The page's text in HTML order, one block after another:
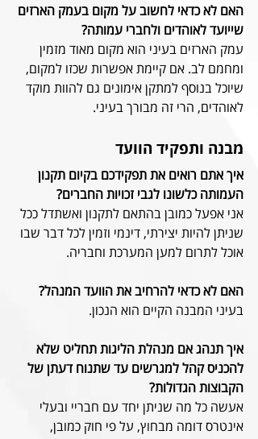
האם לא כדאי לחשוב על מקום בעמק הארזים
שייועד לאוהדים ולחברי עמותה?
עמק הארזים בעיני הוא מקום מאוד מזמין
ומחמם לב. אם קיימת אפשרות שכזו למקום,
שיוכל בנוסף למתקן אימונים גם להוות מוקד
לאוהדים, הרי זה מבורך בעיני.
מבנה ותפקיד הוועד
איך אתם רואים את תפקידכם בקיום תקנון
העמותה כלשונו לגבי זכויות החברים?
אני אפעל כמובן בהתאם לתקנון ואשתדל ככל
שניתן להיות יצירתי, דינמי וזמין לכל דבר שבו
אוכל לתרום למען המערכת וחבריה.
האם לא כדאי להרחיב את הוועד המנהל?
בעיני המבנה הקיים הוא הנכון.
איך תנהג אם מנהלת הליגות תחליט שלא
להכניס קהל למגרשים עד שתנוח דעתן של
הקבוצות הגדולות?
אעשה כל מה שניתן יחד עם חבריי ובעלי
אינטרס דומה מבחוץ, על פי חוק כמובן,